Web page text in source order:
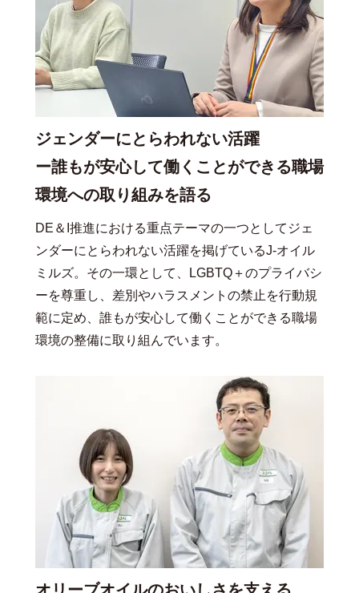
ジェンダーにとらわれない活躍
ー誰もが安心して働くことができる職場
環境への取り組みを語る
DE＆I推進における重点テーマの一つとしてジェ
ンダーにとらわれない活躍を掲げているJ-オイル
ミルズ。その一環として、LGBTQ＋のプライバシ
ーを尊重し、差別やハラスメントの禁止を行動規
範に定め、誰もが安心して働くことができる職場
環境の整備に取り組んでいます。
オリーブオイルのおいしさを支える